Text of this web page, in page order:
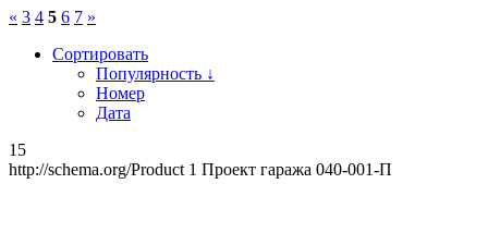
« 3 4 5 6 7 »
Сортировать
Популярность ↓
Номер
Дата
15
http://schema.org/Product 1 Проект гаража 040-001-П